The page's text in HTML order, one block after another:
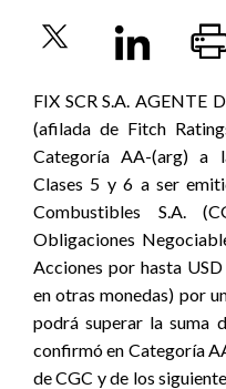
FIX SCR S.A. AGENTE
(afilada de Fitch
Categoría AA-(arg) a
Clases 5 y 6 a ser
Combustibles S.A.
Obligaciones
Acciones por hasta
en otras monedas) por
podrá superar la suma
confirmó en Categoría
de CGC y de los